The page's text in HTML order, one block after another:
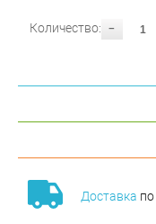
-
Количество:
Доставка по